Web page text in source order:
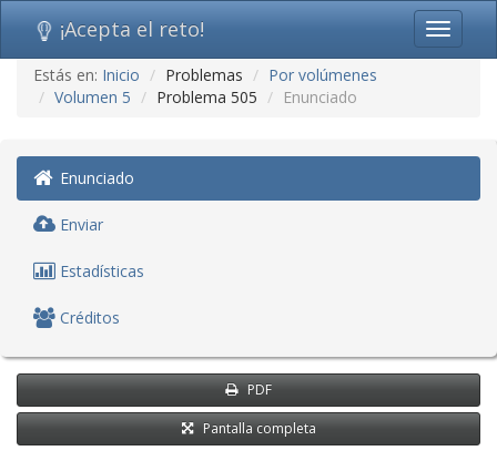
Ir
contenido
navegación)
Toggle
¡Acepta el reto!
Estás en: Inicio Problemas
Por volúmenes
Volumen 5
Problema 505 Enunciado
Enunciado
Enviar
Estadísticas
Créditos
PDF
Pantalla completa